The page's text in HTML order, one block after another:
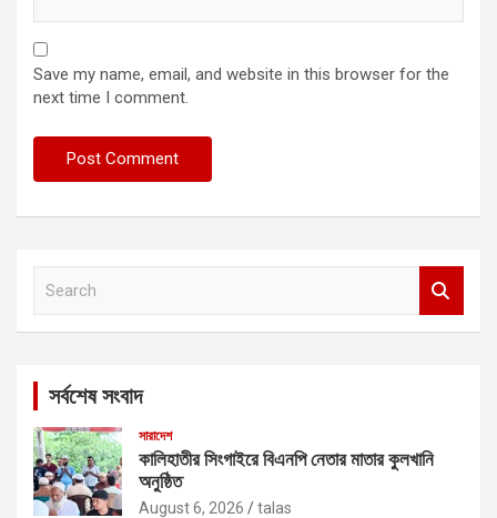
Save my name, email, and website in this browser for the
next time I comment.
সর্বশেষ সংবাদ
সারাদেশ
কালিহাতীর সিংগাইরে বিএনপি নেতার মাতার কুলখানি
অনুষ্ঠিত
August 6, 2026 talas